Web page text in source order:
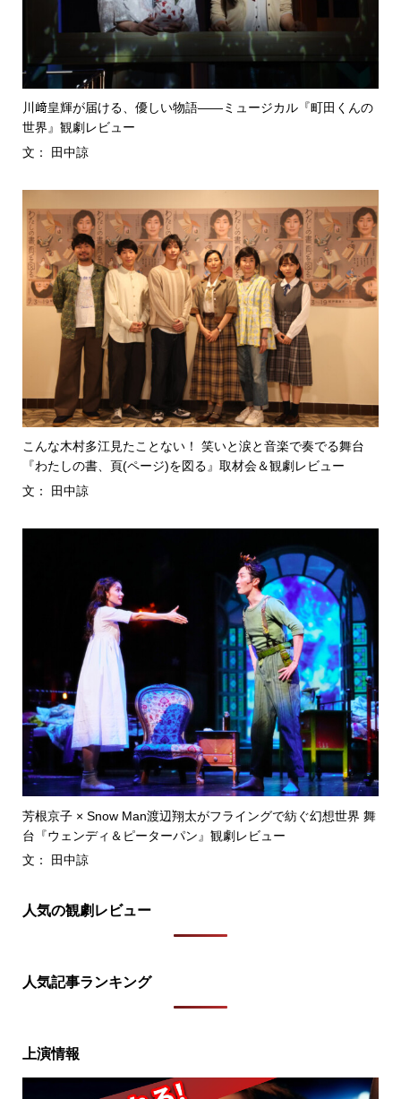
川﨑皇輝が届ける、優しい物語――ミュージカル『町田くんの
世界』観劇レビュー
文： 田中諒
こんな木村多江見たことない！ 笑いと涙と音楽で奏でる舞台
『わたしの書、頁(ページ)を図る』取材会＆観劇レビュー
文： 田中諒
芳根京子 × Snow Man渡辺翔太がフライングで紡ぐ幻想世界 舞
台『ウェンディ＆ピーターパン』観劇レビュー
文： 田中諒
人気の観劇レビュー
人気記事ランキング
上演情報